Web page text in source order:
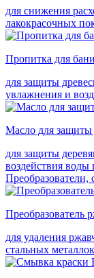
для снижения
лакокрасочных
Пропитка для
для защиты
увлажнения и
Масло для защиты
для защиты
воздействия воды
Преобразователи,
Преобразователь
для удаления
стальных